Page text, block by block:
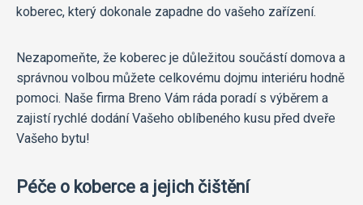
koberec, který dokonale zapadne do vašeho zařízení.
Nezapomeňte, že koberec je důležitou součástí domova a
správnou volbou můžete celkovému dojmu interiéru hodně
pomoci. Naše firma Breno Vám ráda poradí s výběrem a
zajistí rychlé dodání Vašeho oblíbeného kusu před dveře
Vašeho bytu!
Péče o koberce a jejich čištění